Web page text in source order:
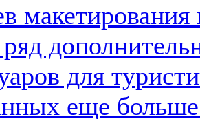
для
еще